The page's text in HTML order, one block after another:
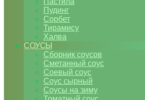
Пудинг
Сорбет
Тирамису
Халва
СОУСЫ
Сборник соусов
Сметанный соус
Соевый соус
Соус сырный
Соусы на зиму